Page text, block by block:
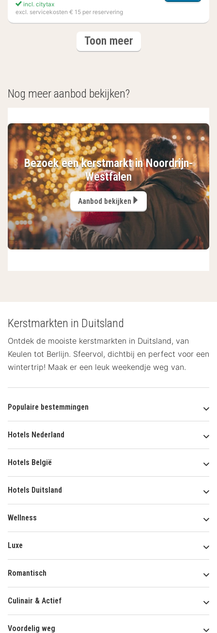
incl. citytax
excl. servicekosten € 15 per reservering
Toon meerhotels
Nog meer aanbod bekijken?
Bezoek een kerstmarkt in Noordrijn-
Westfalen
Aanbod bekijken
Kerstmarkten in Duitsland
Ontdek de mooiste kerstmarkten in Duitsland, van
Keulen tot Berlijn. Sfeervol, dichtbij en perfect voor een
wintertrip! Maak er een leuk weekendje weg van.
Populaire bestemmingen
Hotels Nederland
Hotels België
Hotels Duitsland
Wellness
Luxe
Romantisch
Culinair & Actief
Voordelig weg